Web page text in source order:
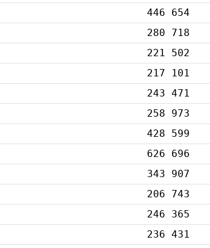
446 654
280 718
221 502
217 101
243 471
258 973
428 599
626 696
343 907
206 743
246 365
236 431